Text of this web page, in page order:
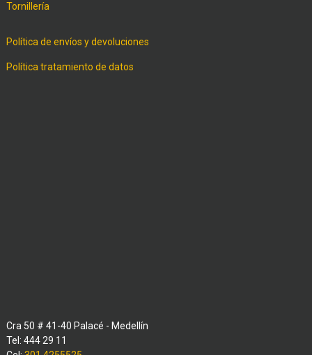
Tornillería
Política de envíos y devoluciones
Política tratamiento de datos
Cra 50 # 41-40 Palacé - Medellín
Tel: 444 29 11